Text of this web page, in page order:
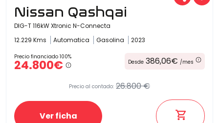
Nissan Qashqai
DIG-T 116kW Xtronic N-Connecta
12.229 Kms
Automatica Gasolina 2023
Precio financiado 100%
24.800€ Desde 386,06€ /mes
Precio al contado: 26.800 €
Ver ficha